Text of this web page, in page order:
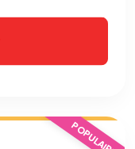
POPULAIRE